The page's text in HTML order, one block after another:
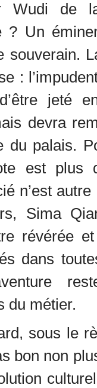
Wudi de
? Un
souverain.
:
jeté
devra
du palais.
est plus
n’est
Sima
révérée
dans
du métier.
sous le
bon non